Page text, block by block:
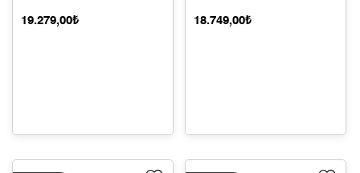
19.279,00₺ 18.749,00₺